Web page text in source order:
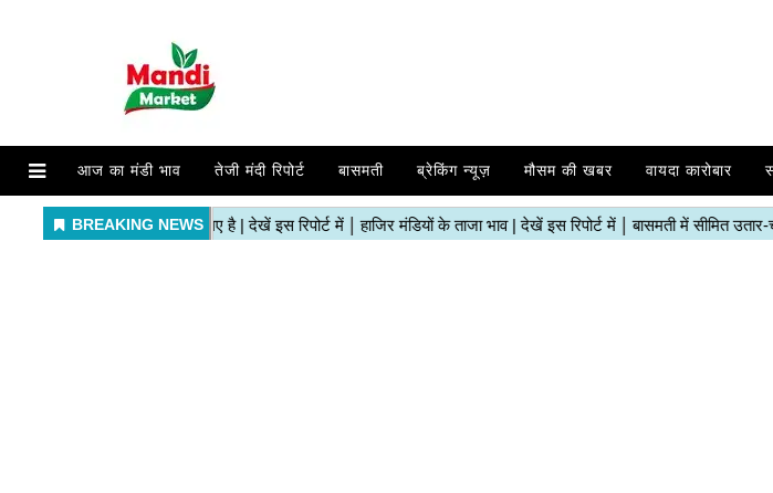
आज का मंडी भाव तेजी मंदी रिपोर्ट बासमती ब्रेकिंग न्यूज़ मौसम की खबर वायदा कारोबार